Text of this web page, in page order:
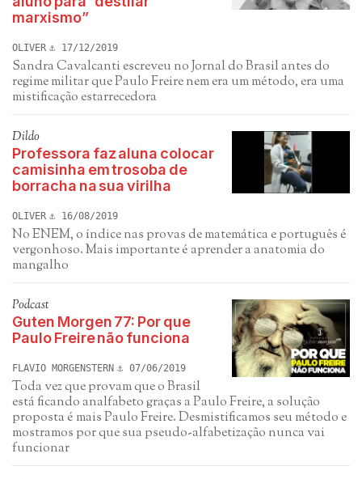
marxismo”
OLIVER 17/12/2019
Sandra Cavalcanti escreveu no Jornal do Brasil antes do
regime militar que Paulo Freire nem era um método, era uma
mistificação estarrecedora
Dildo
Professora faz aluna colocar
camisinha em trosoba de
borracha na sua virilha
OLIVER 16/08/2019
No ENEM, o índice nas provas de matemática e português é
vergonhoso. Mais importante é aprender a anatomia do
mangalho
Podcast
Guten Morgen 77: Por que
Paulo Freire não funciona
FLAVIO MORGENSTERN 07/06/2019
Toda vez que provam que o Brasil
está ficando analfabeto graças a Paulo Freire, a solução
proposta é mais Paulo Freire. Desmistificamos seu método e
mostramos por que sua pseudo-alfabetização nunca vai
funcionar